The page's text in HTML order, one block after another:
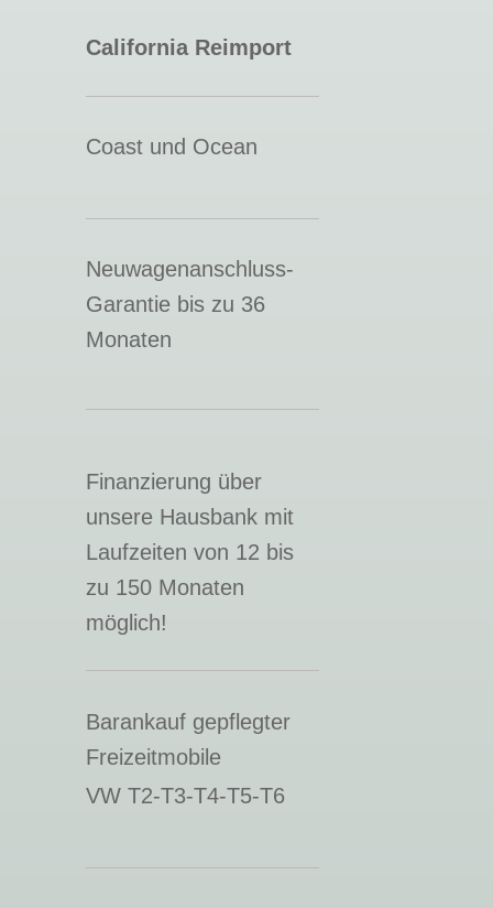
California Reimport
Coast und Ocean
Neuwagenanschluss-
Garantie bis zu 36
Monaten
Finanzierung über
unsere Hausbank mit
Laufzeiten von 12 bis
zu 150 Monaten
möglich!
Barankauf gepflegter
Freizeitmobile
VW T2-T3-T4-T5-T6